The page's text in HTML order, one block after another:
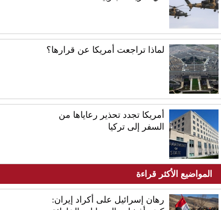
لماذا تراجعت أمريكا عن قرارها؟
أمريكا تجدد تحذير رعاياها من
السفر إلى تركيا
المواضيع الأكثر قراءة
رهان إسرائيل على أكراد إيران: